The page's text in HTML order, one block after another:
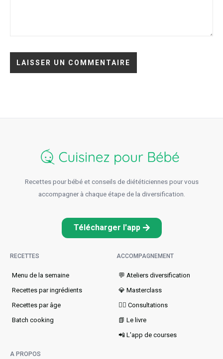
Recettes pour bébé et conseils de diététiciennes pour vous
accompagner à chaque étape de la diversification.
Télécharger l'app
RECETTES
Menu de la semaine​
Recettes par ingrédients
Recettes par âge
Batch cooking
ACCOMPAGNEMENT
💬 Ateliers diversification
💎 Masterclass
👩‍⚕️ Consultations
📗 Le livre
📲 L'app de courses
A PROPOS